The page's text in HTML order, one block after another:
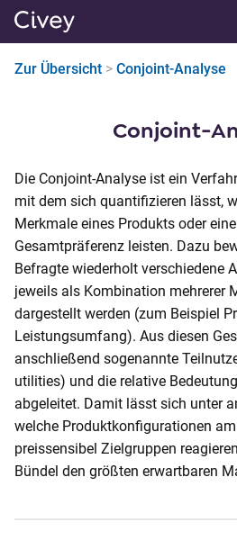
u
a
Zur Übersicht > Conjoint-Analyse
Conjoint-
Die Conjoint-Analyse ist ein
mit dem sich quantifizieren lässt,
Merkmale eines Produkts oder
Gesamtpräferenz leisten. Dazu
Befragte wiederholt verschiedene
jeweils als Kombination mehrerer
dargestellt werden (zum Beispiel
Leistungsumfang). Aus diesen
anschließend sogenannte
utilities) und die relative
abgeleitet. Damit lässt sich unter
welche Produktkonfigurationen
preissensibel Zielgruppen
Bündel den größten erwartbaren